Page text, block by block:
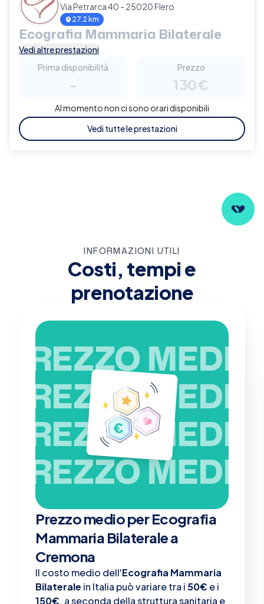
Via Petrarca 40 - 25020 Flero
27.2 km
Ecografia Mammaria Bilaterale
Vedi altre prestazioni
Prima disponibilità
-
Prezzo
130€
Al momento non ci sono orari disponibili
Vedi tutte le prestazioni
INFORMAZIONI UTILI
Costi, tempi e
prenotazione
PREZZO MEDIO
PREZZO MEDIO
PREZZO MEDIO
PREZZO MEDIO
Prezzo medio per Ecografia
Mammaria Bilaterale a
Cremona
Il costo medio dell'Ecografia Mammaria
Bilaterale in Italia può variare tra i 50€ e i
150€, a seconda della struttura sanitaria e